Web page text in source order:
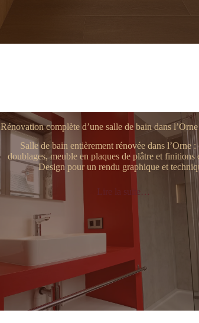
Rénovation complète d’une salle de bain dans l’Orne
Salle de bain entièrement rénovée dans l’Orne :
doublages, meuble en plaques de plâtre et
Design pour un rendu graphique et
Lire la suite…